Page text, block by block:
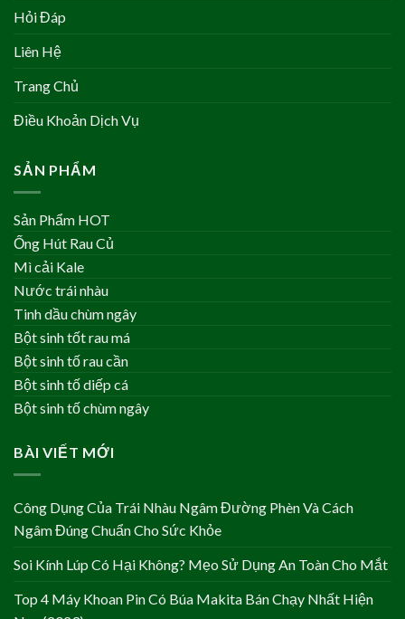
Hỏi Đáp
Liên Hệ
Trang Chủ
Điều Khoản Dịch Vụ
SẢN PHẨM
Sản Phẩm HOT
Ống Hút Rau Củ
Mì cải Kale
Nước trái nhàu
Tinh dầu chùm ngây
Bột sinh tốt rau má
Bột sinh tố rau cần
Bột sinh tố diếp cá
Bột sinh tố chùm ngây
BÀI VIẾT MỚI
Công Dụng Của Trái Nhàu Ngâm Đường Phèn Và Cách
Ngâm Đúng Chuẩn Cho Sức Khỏe
Soi Kính Lúp Có Hại Không? Mẹo Sử Dụng An Toàn Cho Mắt
Top 4 Máy Khoan Pin Có Búa Makita Bán Chạy Nhất Hiện